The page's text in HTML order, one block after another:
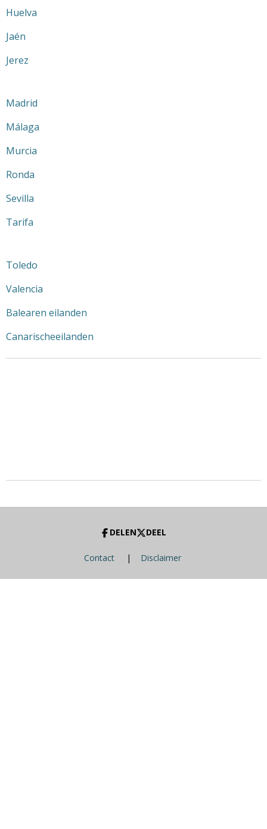
Huelva
Jaén
Jerez
Madrid
Málaga
Murcia
Ronda
Sevilla
Tarifa
Toledo
Valencia
Balearen eilanden
Canarischeeilanden
DELEN DEEL
Contact| Disclaimer